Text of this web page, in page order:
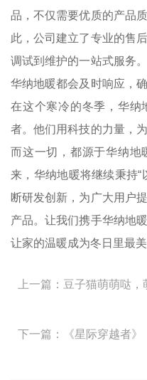
品，不仅需要优质的产品
此，公司建立了专业的售
调试到维护的一站式服务
华纳地暖都会及时响应，
在这个寒冷的冬季，华纳
者。他们用科技的力量，
而这一切，都源于华纳地
来，华纳地暖将继续秉持“
断研发创新，为广大用户
产品。让我们携手华纳地
让家的温暖成为冬日里最美
下一篇：《星际穿越者》